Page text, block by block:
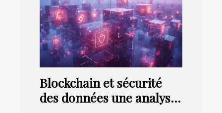
Blockchain et sécurité
des données une analyse